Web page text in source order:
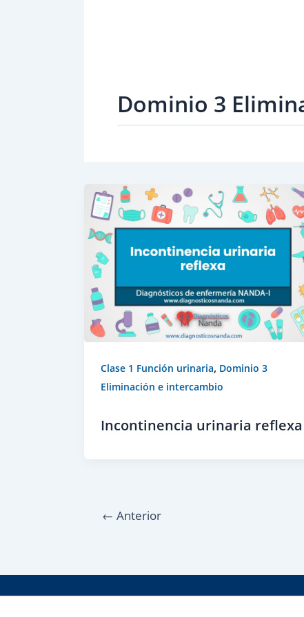
Dominio 3
Clase 1 Función urinaria, Dominio 3
Eliminación e intercambio
Incontinencia urinaria reflexa
← Anterior